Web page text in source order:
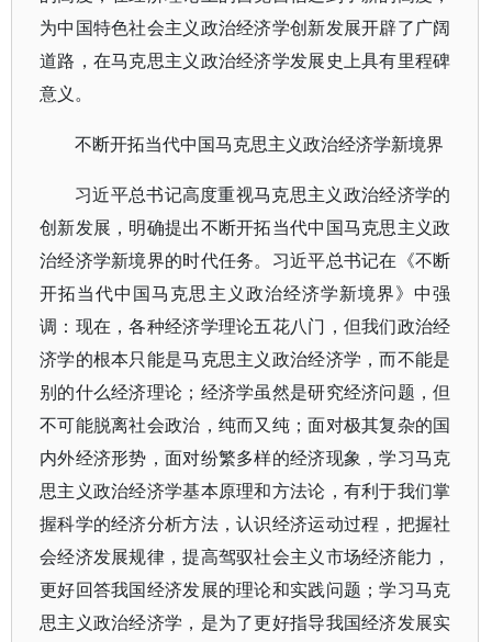
为中国特色社会主义政治经济学创新发展开辟了广阔
道路，在马克思主义政治经济学发展史上具有里程碑
意义。
不断开拓当代中国马克思主义政治经济学新境界
习近平总书记高度重视马克思主义政治经济学的
创新发展，明确提出不断开拓当代中国马克思主义政
治经济学新境界的时代任务。习近平总书记在《不断
开拓当代中国马克思主义政治经济学新境界》中强
调：现在，各种经济学理论五花八门，但我们政治经
济学的根本只能是马克思主义政治经济学，而不能是
别的什么经济理论；经济学虽然是研究经济问题，但
不可能脱离社会政治，纯而又纯；面对极其复杂的国
内外经济形势，面对纷繁多样的经济现象，学习马克
思主义政治经济学基本原理和方法论，有利于我们掌
握科学的经济分析方法，认识经济运动过程，把握社
会经济发展规律，提高驾驭社会主义市场经济能力，
更好回答我国经济发展的理论和实践问题；学习马克
思主义政治经济学，是为了更好指导我国经济发展实